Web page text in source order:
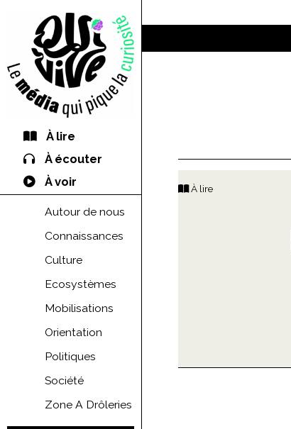
À lire
À écouter
À voir
Autour de nous
Connaissances
Culture
Ecosystèmes
Mobilisations
Orientation
Politiques
Société
Zone A Drôleries
À lire